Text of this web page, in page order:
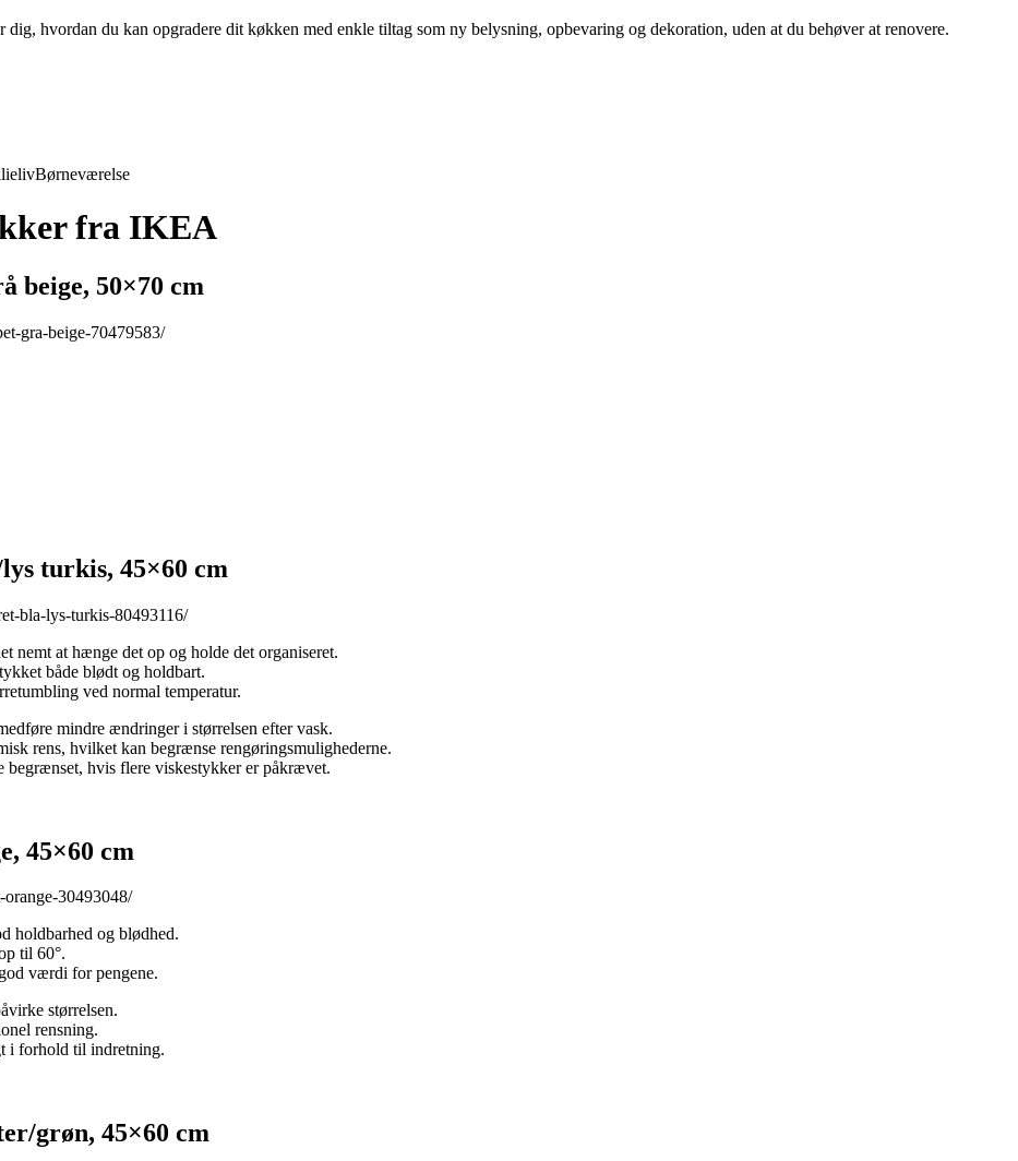
hvordan du kan opgradere dit køkken med enkle tiltag som ny belysning, opbevaring og dekoration, uden at du behøver at renovere.
Børneværelse
fra IKEA
beige, 50×70 cm
gra-beige-70479583/
turkis, 45×60 cm
bla-lys-turkis-80493116/
at hænge det op og holde det organiseret.
både blødt og holdbart.
ved normal temperatur.
mindre ændringer i størrelsen efter vask.
rens, hvilket kan begrænse rengøringsmulighederne.
hvis flere viskestykker er påkrævet.
45×60 cm
30493048/
holdbarhed og blødhed.
til 60°.
værdi for pengene.
størrelsen.
rensning.
i forhold til indretning.
grøn, 45×60 cm